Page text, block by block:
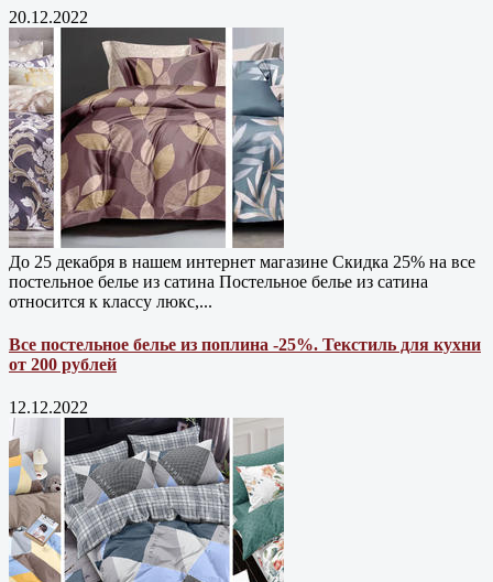
20.12.2022
До 25 декабря в нашем интернет магазине Cкидка 25% на все
постельное белье из сатина Постельное белье из сатина
относится к классу люкс,...
Все постельное белье из поплина -25%. Текстиль для кухни
от 200 рублей
12.12.2022